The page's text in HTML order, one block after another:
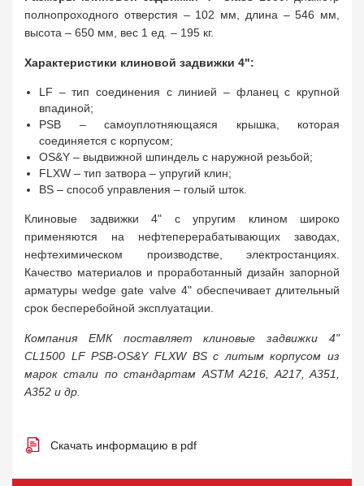
полнопроходного отверстия – 102 мм, длина – 546 мм,
высота – 650 мм, вес 1 ед. – 195 кг.
Характеристики клиновой задвижки 4":
LF – тип соединения с линией – фланец с крупной
впадиной;
PSB – самоуплотняющаяся крышка, которая
соединяется с корпусом;
OS&Y – выдвижной шпиндель с наружной резьбой;
FLXW – тип затвора – упругий клин;
BS – способ управления – голый шток.
Клиновые задвижки 4" с упругим клином широко
применяются на нефтеперерабатывающих заводах,
нефтехимическом производстве, электростанциях.
Качество материалов и проработанный дизайн запорной
арматуры wedge gate valve 4" обеспечивает длительный
срок бесперебойной эксплуатации.
Компания ЕМК поставляет клиновые задвижки 4"
CL1500 LF PSB-OS&Y FLXW BS с литым корпусом из
марок стали по стандартам ASTM A216, A217, A351,
A352 и др.
Скачать информацию в pdf